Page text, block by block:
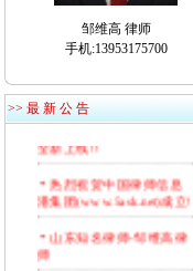
邹维高 律师
手机:13953175700
>> 最 新 公 告
s.org.cn
法律视窗(www.9wen.net)
热烈祝贺中国律师信息
港集团(www.5ask.net)成立!
山东知名律师-邹维高律
师
世博风光